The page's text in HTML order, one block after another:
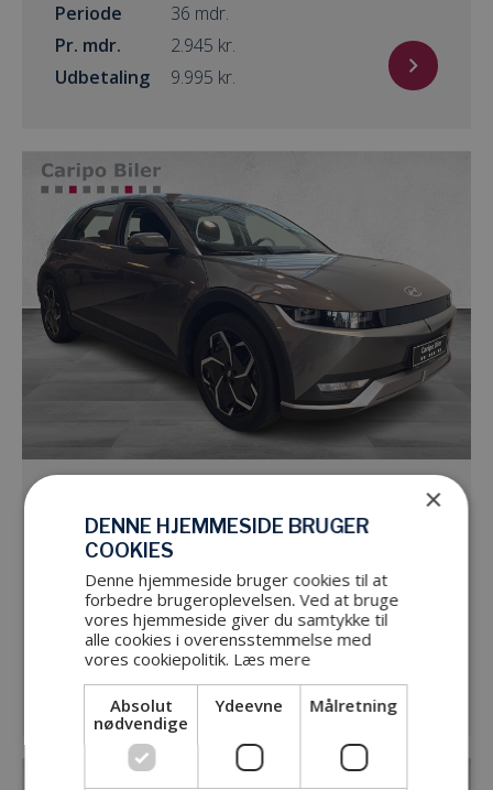
Periode
36 mdr.
Pr. mdr.
kr.
Udbetaling
kr.
170HK 5d Aut.
Periode
36 mdr.
Pr. mdr.
kr.
Udbetaling
kr.
×
DENNE HJEMMESIDE BRUGER
COOKIES
Denne hjemmeside bruger cookies til at
forbedre brugeroplevelsen. Ved at bruge
vores hjemmeside giver du samtykke til
alle cookies i overensstemmelse med
vores cookiepolitik. Læs mere
Absolut
nødvendige
Ydeevne Målretning